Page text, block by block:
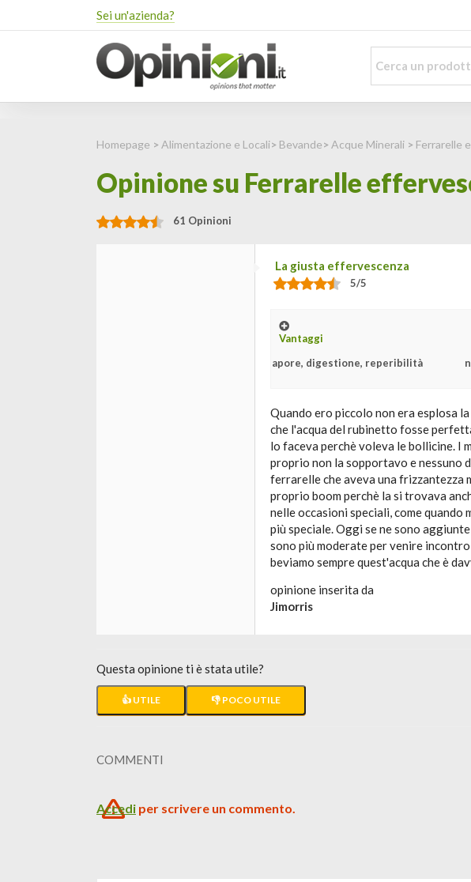
Sei un'azienda?
Homepage > Alimentazione e Locali> Bevande> Acque Minerali > Ferrarelle
Opinione su Ferrarelle
61 Opinioni
La giusta effervescenza
5/5
Vantaggi
sapore, digestione, reperibilità
Quando ero piccolo non era esplosa
che l'acqua del rubinetto fosse
lo faceva perchè voleva le bollicine. I
proprio non la sopportavo e nessuno
ferrarelle che aveva una frizzantezza
proprio boom perchè la si trovava
nelle occasioni speciali, come
più speciale. Oggi se ne sono
sono più moderate per venire
beviamo sempre quest'acqua che è
opinione inserita da
Jimorris
Questa opinione ti è stata utile?
👍 UTILE 👎 POCO UTILE
COMMENTI
Accedi per scrivere un commento.